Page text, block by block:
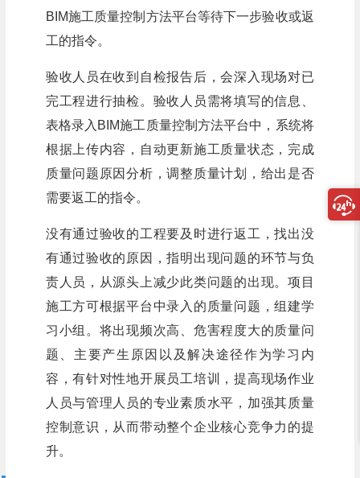
BIM施工质量控制方法平台等待下一步验收或返
工的指令。
验收人员在收到自检报告后，会深入现场对已
完工程进行抽检。验收人员需将填写的信息、
表格录入BIM施工质量控制方法平台中，系统将
根据上传内容，自动更新施工质量状态，完成
质量问题原因分析，调整质量计划，给出是否
需要返工的指令。
没有通过验收的工程要及时进行返工，找出没
有通过验收的原因，指明出现问题的环节与负
责人员，从源头上减少此类问题的出现。项目
施工方可根据平台中录入的质量问题，组建学
习小组。将出现频次高、危害程度大的质量问
题、主要产生原因以及解决途径作为学习内
容，有针对性地开展员工培训，提高现场作业
人员与管理人员的专业素质水平，加强其质量
控制意识，从而带动整个企业核心竞争力的提
升。